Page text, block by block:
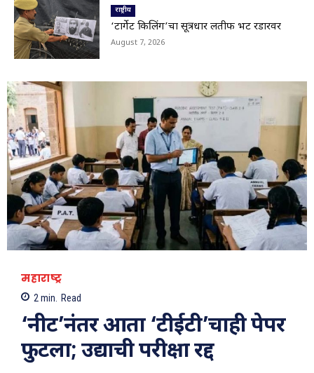
चौक अतिक्रमणमुक्त
01:29
Viral Video: सहस्त्रकुंड धबधब्याचा मन मोहून टाकणारा
ड्रोन व्ह्यू
01:28
राष्ट्रीय
‘टार्गेट किलिंग’चा सूत्रधार लतीफ भट रडारवर
August 7, 2026